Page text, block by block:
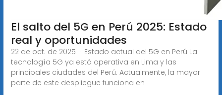
El salto del 5G en Perú 2025: Estado
real y oportunidades
22 de oct. de 2025 · Estado actual del 5G en Perú La
tecnología 5G ya está operativa en Lima y las
principales ciudades del Perú. Actualmente, la mayor
parte de este despliegue funciona en